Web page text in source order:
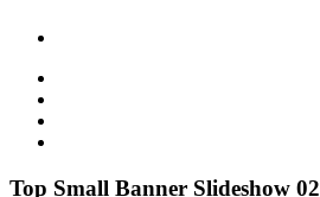
Top Small Banner Slideshow 02